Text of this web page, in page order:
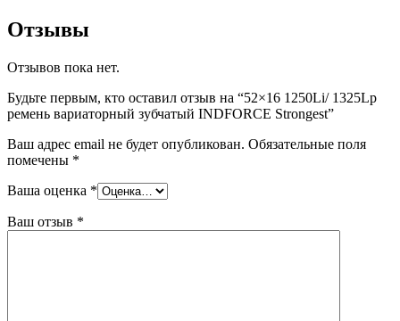
Отзывы
Отзывов пока нет.
Будьте первым, кто оставил отзыв на “52×16 1250Li/ 1325Lp
ремень вариаторный зубчатый INDFORCE Strongest”
Ваш адрес email не будет опубликован. Обязательные поля
помечены *
Ваша оценка *
Ваш отзыв *